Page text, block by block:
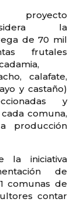
la
de 70 mil
frutales
calafate,
y castaño)
y
comuna,
producción
la iniciativa
de
comunas de
contar